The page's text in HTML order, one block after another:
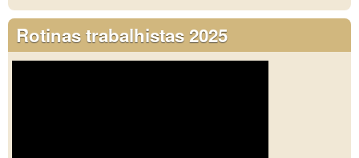
Rotinas trabalhistas 2025